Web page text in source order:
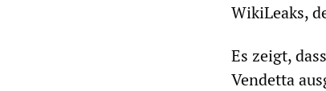
WikiLeaks,
Es zeigt,
Vendetta